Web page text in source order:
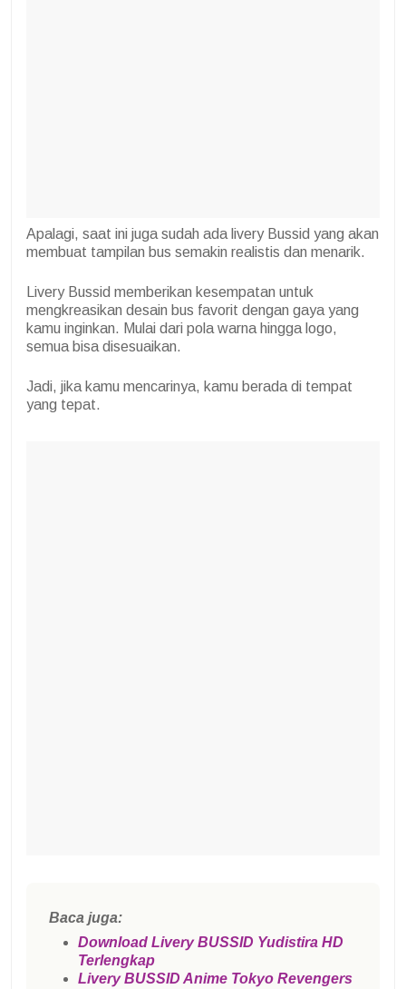
Apalagi, saat ini juga sudah ada livery Bussid yang akan
membuat tampilan bus semakin realistis dan menarik.
Livery Bussid memberikan kesempatan untuk
mengkreasikan desain bus favorit dengan gaya yang
kamu inginkan. Mulai dari pola warna hingga logo,
semua bisa disesuaikan.
Jadi, jika kamu mencarinya, kamu berada di tempat
yang tepat.
Baca juga:
Download Livery BUSSID Yudistira HD
Terlengkap
Livery BUSSID Anime Tokyo Revengers